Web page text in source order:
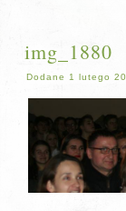
img_1880
Dodane 1 lutego